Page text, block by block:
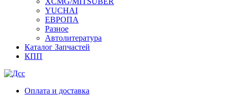
YUCHAI
ЕВРОПА
Разное
Aвтолитература
Каталог Запчастей
КПП
Оплата и доставка